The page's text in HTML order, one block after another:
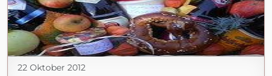
22 Oktober 2012